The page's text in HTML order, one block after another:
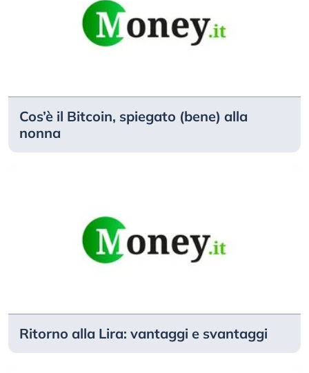
Cos’è il Bitcoin, spiegato (bene) alla
nonna
Ritorno alla Lira: vantaggi e svantaggi